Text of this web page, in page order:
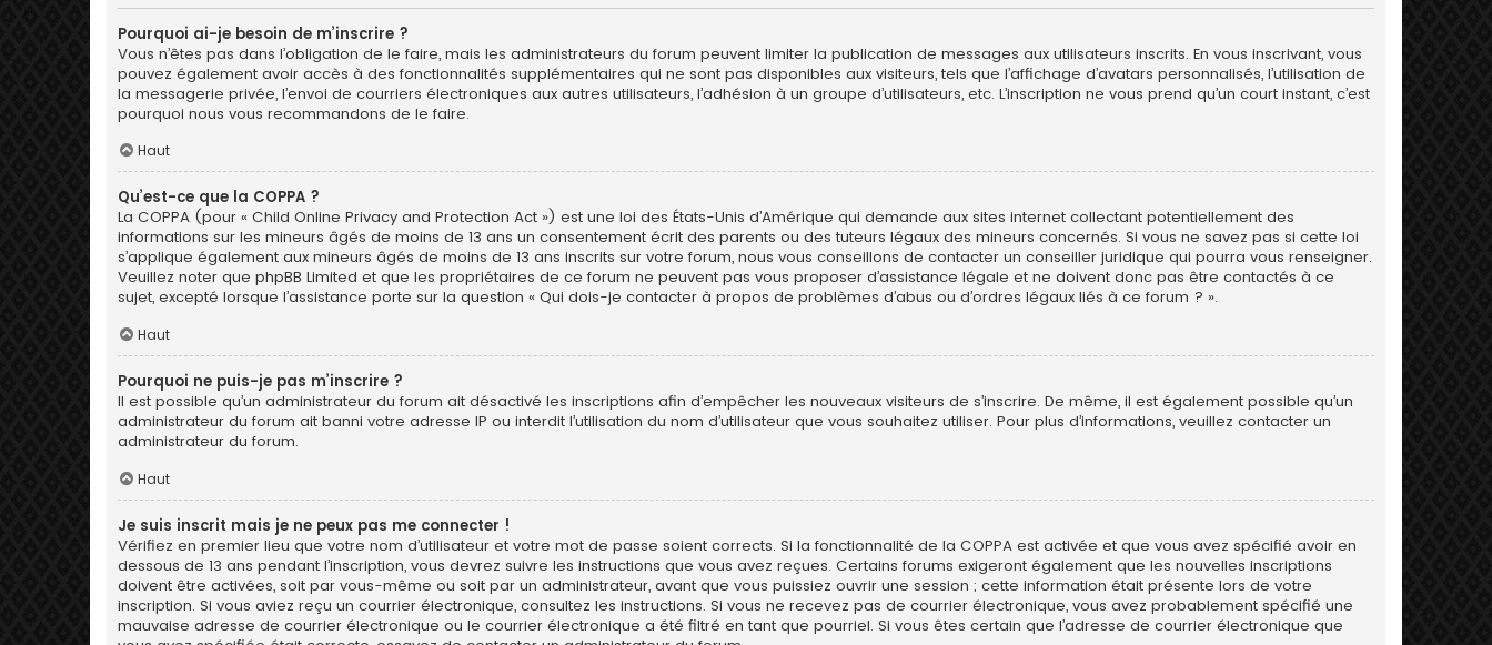
Pourquoi ai-je besoin de m’inscrire ?
Vous n’êtes pas dans l’obligation de le faire, mais les administrateurs du forum peuvent limiter la publication de messages aux utilisateurs inscrits. En vous inscrivant, vous
pouvez également avoir accès à des fonctionnalités supplémentaires qui ne sont pas disponibles aux visiteurs, tels que l’affichage d’avatars personnalisés, l’utilisation de
la messagerie privée, l’envoi de courriers électroniques aux autres utilisateurs, l’adhésion à un groupe d’utilisateurs, etc. L’inscription ne vous prend qu’un court instant, c’est
pourquoi nous vous recommandons de le faire.
Haut
Qu’est-ce que la COPPA ?
La COPPA (pour « Child Online Privacy and Protection Act ») est une loi des États-Unis d’Amérique qui demande aux sites internet collectant potentiellement des
informations sur les mineurs âgés de moins de 13 ans un consentement écrit des parents ou des tuteurs légaux des mineurs concernés. Si vous ne savez pas si cette loi
s’applique également aux mineurs âgés de moins de 13 ans inscrits sur votre forum, nous vous conseillons de contacter un conseiller juridique qui pourra vous renseigner.
Veuillez noter que phpBB Limited et que les propriétaires de ce forum ne peuvent pas vous proposer d’assistance légale et ne doivent donc pas être contactés à ce
sujet, excepté lorsque l’assistance porte sur la question « Qui dois-je contacter à propos de problèmes d’abus ou d’ordres légaux liés à ce forum ? ».
Haut
Pourquoi ne puis-je pas m’inscrire ?
Il est possible qu’un administrateur du forum ait désactivé les inscriptions afin d’empêcher les nouveaux visiteurs de s’inscrire. De même, il est également possible qu’un
administrateur du forum ait banni votre adresse IP ou interdit l’utilisation du nom d’utilisateur que vous souhaitez utiliser. Pour plus d’informations, veuillez contacter un
administrateur du forum.
Haut
Je suis inscrit mais je ne peux pas me connecter !
Vérifiez en premier lieu que votre nom d’utilisateur et votre mot de passe soient corrects. Si la fonctionnalité de la COPPA est activée et que vous avez spécifié avoir en
dessous de 13 ans pendant l’inscription, vous devrez suivre les instructions que vous avez reçues. Certains forums exigeront également que les nouvelles inscriptions
doivent être activées, soit par vous-même ou soit par un administrateur, avant que vous puissiez ouvrir une session ; cette information était présente lors de votre
inscription. Si vous aviez reçu un courrier électronique, consultez les instructions. Si vous ne recevez pas de courrier électronique, vous avez probablement spécifié une
mauvaise adresse de courrier électronique ou le courrier électronique a été filtré en tant que pourriel. Si vous êtes certain que l’adresse de courrier électronique que